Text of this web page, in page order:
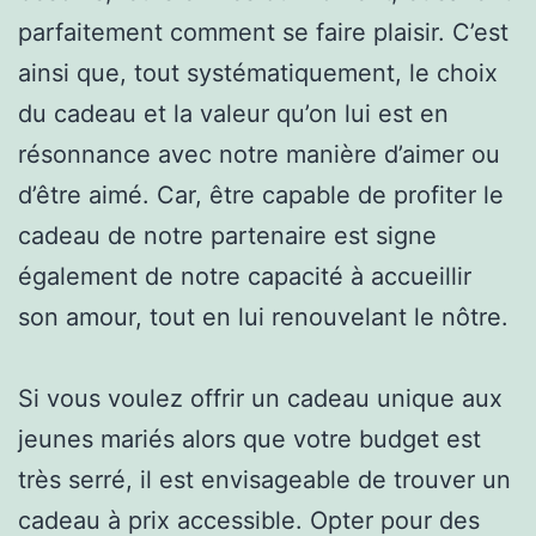
parfaitement comment se faire plaisir. C’est
ainsi que, tout systématiquement, le choix
du cadeau et la valeur qu’on lui est en
résonnance avec notre manière d’aimer ou
d’être aimé. Car, être capable de profiter le
cadeau de notre partenaire est signe
également de notre capacité à accueillir
son amour, tout en lui renouvelant le nôtre.
Si vous voulez offrir un cadeau unique aux
jeunes mariés alors que votre budget est
très serré, il est envisageable de trouver un
cadeau à prix accessible. Opter pour des